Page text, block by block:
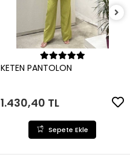
Sepete Ekle
KETEN PANTOLON
1.430,40 TL
Sepete Ekle